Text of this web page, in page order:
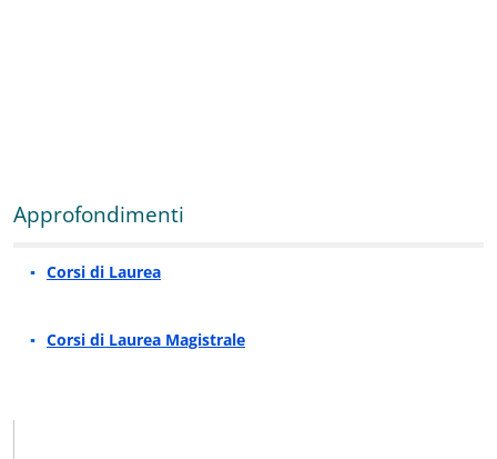
Approfondimenti
Corsi di Laurea
Corsi di Laurea Magistrale